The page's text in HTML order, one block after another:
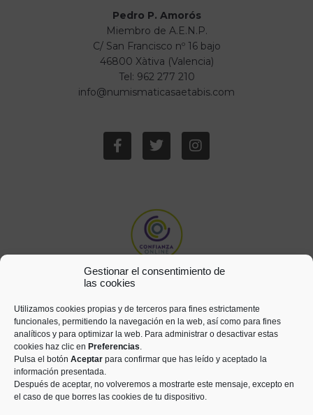
Gestionar el consentimiento de
las cookies
Utilizamos cookies propias y de terceros para fines estrictamente
funcionales, permitiendo la navegación en la web, así como para fines
analíticos y para optimizar la web. Para administrar o desactivar estas
cookies haz clic en Preferencias.
Pulsa el botón Aceptar para confirmar que has leído y aceptado la
información presentada.
Después de aceptar, no volveremos a mostrarte este mensaje, excepto en
el caso de que borres las cookies de tu dispositivo.
Pedro P. Amorós
Miembro de A.E.N.P.
C/ San Francisco nº 16 bajo
46800 Xàtiva (Valencia)
Tel: 962 277 210
info@numismaticasaetabis.com